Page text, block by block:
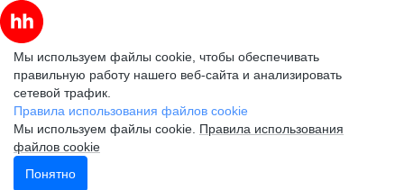
Мы используем файлы cookie, чтобы обеспечивать
правильную работу нашего веб-сайта и анализировать
сетевой трафик.
Правила использования файлов cookie
Мы используем файлы cookie. Правила использования
файлов cookie
Понятно